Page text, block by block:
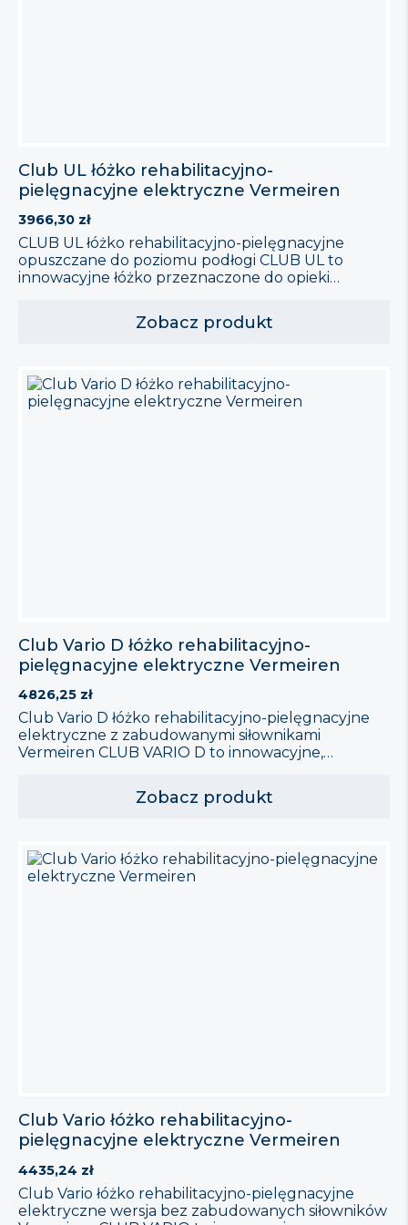
Club UL łóżko rehabilitacyjno-
pielęgnacyjne elektryczne Vermeiren
3966,30 zł
CLUB UL łóżko rehabilitacyjno-pielęgnacyjne
opuszczane do poziomu podłogi CLUB UL to
innowacyjne łóżko przeznaczone do opieki
wysokości aż do poziomu podłogi. Dzięki temu jest
idealnym rozwiązaniem dla osób o niskim wzroście
upadku podczas wstawania z łóżka. Cechy
Produktu […]
Zobacz produkt
Club Vario D łóżko rehabilitacyjno-
pielęgnacyjne elektryczne Vermeiren
4826,25 zł
Club Vario D łóżko rehabilitacyjno-pielęgnacyjne
elektryczne z zabudowanymi siłownikami
Vermeiren CLUB VARIO D to innowacyjne,
pielęgnacyjne, które zostało zaprojektowane z
myślą o komforcie i potrzebach pacjentów
pielęgnacji domowej. Opis Produktu Producent,
firma VERMEIREN, starannie dostosował ten model
Zobacz produkt
Club Vario łóżko rehabilitacyjno-
pielęgnacyjne elektryczne Vermeiren
4435,24 zł
Club Vario łóżko rehabilitacyjno-pielęgnacyjne
elektryczne wersja bez zabudowanych siłowników